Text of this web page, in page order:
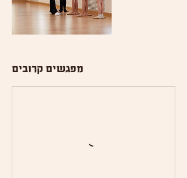
מפגשים קרובים